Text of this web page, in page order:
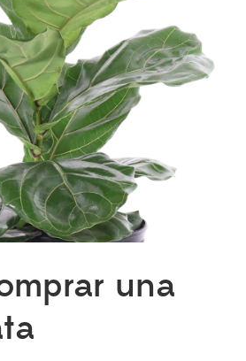
una